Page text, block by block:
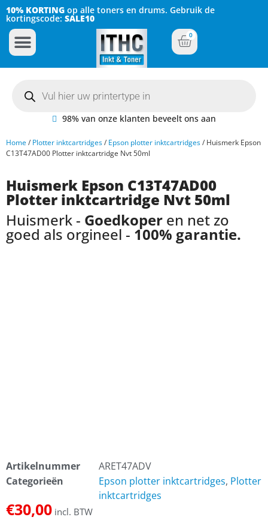
10% KORTING op alle toners en drums. Gebruik de
kortingscode: SALE10
0
98% van onze klanten beveelt ons aan
Home/ Plotter inktcartridges/ Epson plotter inktcartridges/ Huismerk Epson
C13T47AD00 Plotter inktcartridge Nvt 50ml
Huismerk Epson C13T47AD00
Plotter inktcartridge Nvt 50ml
Huismerk - Goedkoper en net zo
goed als orgineel - 100% garantie.
Artikelnummer
ARET47ADV
Categorieën
Epson plotter inktcartridges, Plotter
inktcartridges
€30,00 incl. BTW